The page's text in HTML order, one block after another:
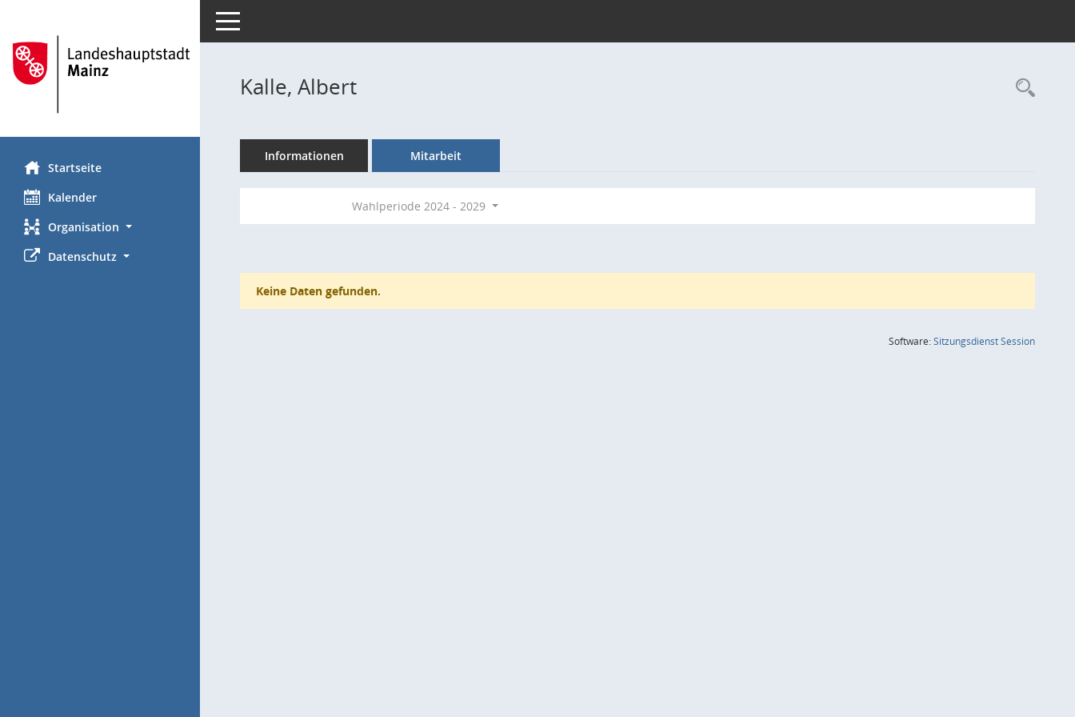
Startseite
Kalender
Organisation
Datenschutz
Toggle navigation
Kalle, Albert
Informationen Mitarbeit
Wahlperiode 2024 - 2029
Keine Daten gefunden.
Software:SitzungsdienstSession(Wird in